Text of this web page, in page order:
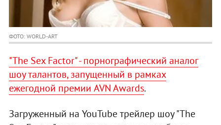
ФОТО: WORLD-ART
"The Sex Factor" - порнографический аналог
шоу талантов, запущенный в рамках
ежегодной премии AVN Awards.
Загруженный на YouTube трейлер шоу "The